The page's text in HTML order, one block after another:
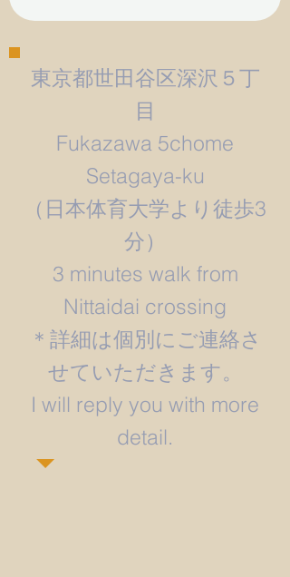
東京都世田谷区深沢５丁
目
Fukazawa 5chome
Setagaya-ku
​（日本体育大学より徒歩3
分）
3 minutes walk from
Nittaidai crossing
＊詳細は個別にご連絡さ
せていただきます。
​I will reply you with more
detail.